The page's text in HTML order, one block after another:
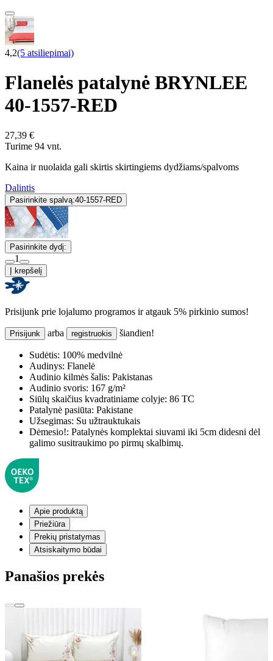
4,2(5 atsiliepimai)
Flanelės patalynė BRYNLEE
40-1557-RED
27,39 €
Turime 94 vnt.
Kaina ir nuolaida gali skirtis skirtingiems dydžiams/spalvoms
Dalintis
Pasirinkite spalvą:40-1557-RED
Pasirinkite dydį:
1
Į krepšelį
Prisijunk prie lojalumo programos ir atgauk 5% pirkinio sumos!
Prisijunk arba registruokis šiandien!
Sudėtis: 100% medvilnė
Audinys: Flanelė
Audinio kilmės šalis: Pakistanas
Audinio svoris: 167 g/m²
Siūlų skaičius kvadratiniame colyje: 86 TC
Patalynė pasiūta: Pakistane
Užsegimas: Su užtrauktukais
Dėmesio!: Patalynės komplektai siuvami iki 5cm didesni dėl
galimo susitraukimo po pirmų skalbimų.
Apie produktą
Priežiūra
Prekių pristatymas
Atsiskaitymo būdai
Panašios prekės